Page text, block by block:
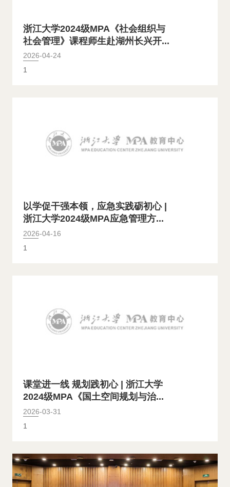
浙江大学2024级MPA《社会组织与
社会管理》课程师生赴湖州长兴开...
2026-04-24
1
以学促干强本领，应急实践砺初心 |
浙江大学2024级MPA应急管理方...
2026-04-16
1
课堂进一线 规划践初心 | 浙江大学
2024级MPA《国土空间规划与治...
2026-03-31
1